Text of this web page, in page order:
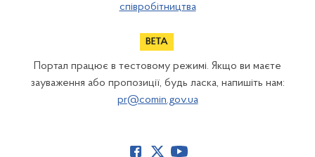
співробітництва
Портал працює в тестовому режимі. Якщо ви маєте
зауваження або пропозиції, будь ласка, напишіть нам:
pr@comin.gov.ua